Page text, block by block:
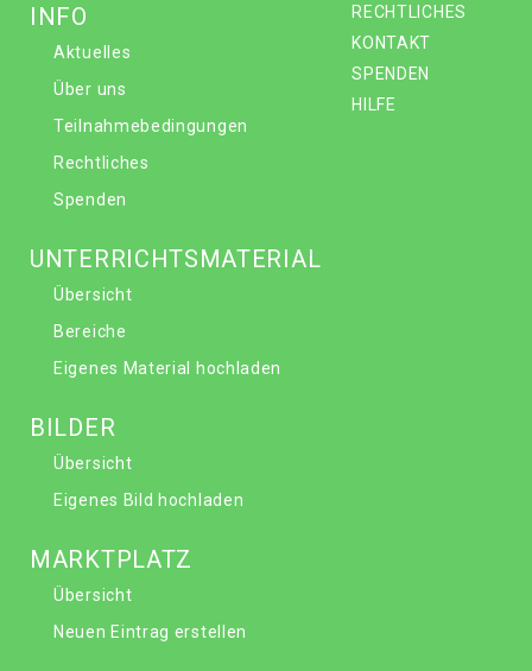
RECHTLICHES
KONTAKT
SPENDEN
HILFE
INFO
Aktuelles
Über uns
Teilnahmebedingungen
Rechtliches
Spenden
UNTERRICHTSMATERIAL
Übersicht
Bereiche
Eigenes Material hochladen
BILDER
Übersicht
Eigenes Bild hochladen
MARKTPLATZ
Übersicht
Neuen Eintrag erstellen